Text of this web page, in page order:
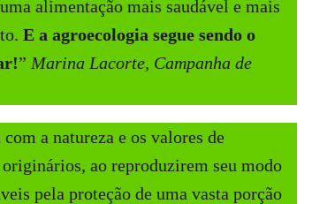
alimentação mais saudável e mais
E a agroecologia segue sendo o
” Marina Lacorte, Campanha de
a natureza e os valores de
ao reproduzirem seu modo
pela proteção de uma vasta porção